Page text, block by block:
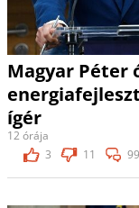
Magyar Péter
ígér
12 órája
3
11 99